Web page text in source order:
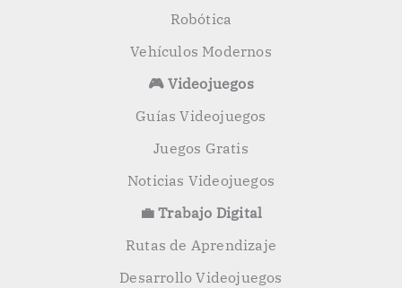
Robótica
Vehículos Modernos
🎮 Videojuegos
Guías Videojuegos
Juegos Gratis
Noticias Videojuegos
💼 Trabajo Digital
Rutas de Aprendizaje
Desarrollo Videojuegos